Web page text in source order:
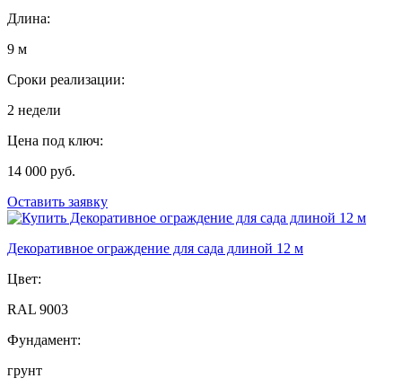
Длина:
9 м
Сроки реализации:
2 недели
Цена под ключ:
14 000 руб.
Оставить заявку
Декоративное ограждение для сада длиной 12 м
Цвет:
RAL 9003
Фундамент:
грунт